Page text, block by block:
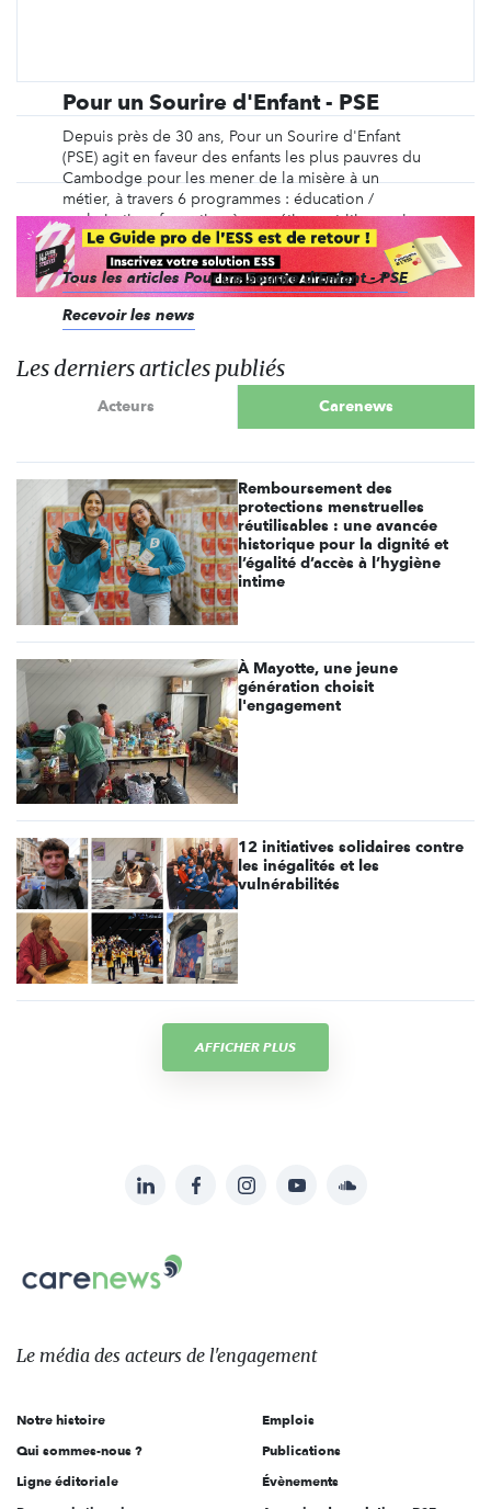
Pour un Sourire d'Enfant - PSE
Depuis près de 30 ans, Pour un Sourire d'Enfant
(PSE) agit en faveur des enfants les plus pauvres du
Cambodge pour les mener de la misère à un
métier, à travers 6 programmes : éducation /
scolarisation, formation à un métier, nutrition, soins,
protection et aide aux familles.
Tous les articles Pour un Sourire d'Enfant - PSE
Recevoir les news
Les derniers articles publiés
Acteurs Carenews
Remboursement des
protections menstruelles
réutilisables : une avancée
historique pour la dignité et
l’égalité d’accès à l’hygiène
intime
À Mayotte, une jeune
génération choisit
l'engagement
12 initiatives solidaires contre
les inégalités et les
vulnérabilités
AFFICHER PLUS
sur:
LinkedInFacebookInstagramYouTubeSoundcloud
Carenews,
Le
des
l'engagement
Le média des acteurs de l'engagement
Notre histoire
Qui sommes-nous ?
Ligne éditoriale
Emplois
Publications
Évènements